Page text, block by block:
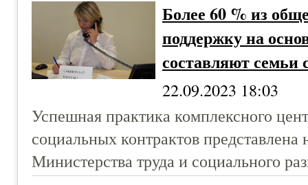
Более 60 % из
поддержку на
составляют семьи
22.09.2023 18:03
Успешная практика комплексного
социальных контрактов представлена
Министерства труда и социального